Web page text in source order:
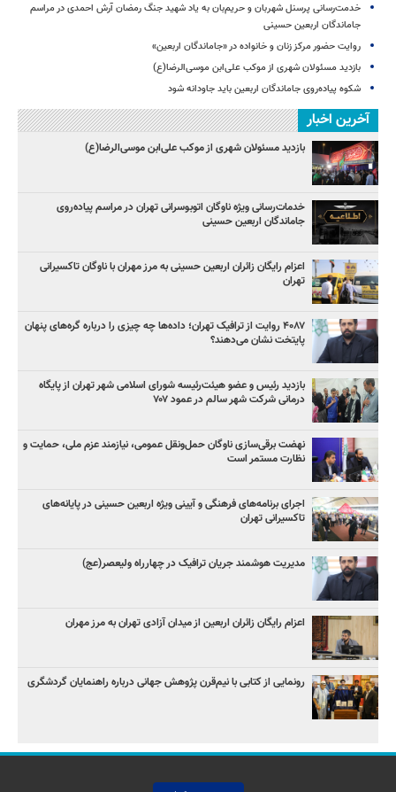
خدمت‌رسانی پرسنل شهربان و حریم‌بان به یاد شهید جنگ رمضان آرش احمدی در مراسم
جاماندگان اربعین حسینی
روایت حضور مرکز زنان و خانواده در «جاماندگان اربعین»
بازدید مسئولان شهری از موکب علی‌ابن موسی‌الرضا(ع)
شکوه پیاده‌روی جاماندگان اربعین باید جاودانه شود
آخرین اخبار
بازدید مسئولان شهری از موکب علی‌ابن موسی‌الرضا(ع)
خدمات‌رسانی ویژه ناوگان اتوبوسرانی تهران در مراسم پیاده‌روی
جاماندگان اربعین حسینی
اعزام رایگان زائران اربعین حسینی به مرز مهران با ناوگان تاکسیرانی
تهران
۴۰۸۷ روایت از ترافیک تهران؛ داده‌ها چه چیزی را درباره گره‌های پنهان
پایتخت نشان می‌دهند؟
بازدید رئیس و عضو هیئت‌رئیسه شورای اسلامی شهر تهران از پایگاه
درمانی شرکت شهر سالم در عمود ۷۰۷
نهضت برقی‌سازی ناوگان حمل‌ونقل عمومی، نیازمند عزم ملی، حمایت و
نظارت مستمر است
اجرای برنامه‌های فرهنگی و آیینی ویژه اربعین حسینی در پایانه‌های
تاکسیرانی تهران
مدیریت هوشمند جریان ترافیک در چهارراه ولیعصر(عج)
اعزام رایگان زائران اربعین از میدان آزادی تهران به مرز مهران
رونمایی از کتابی با نیم‌قرن پژوهش جهانی درباره راهنمایان گردشگری